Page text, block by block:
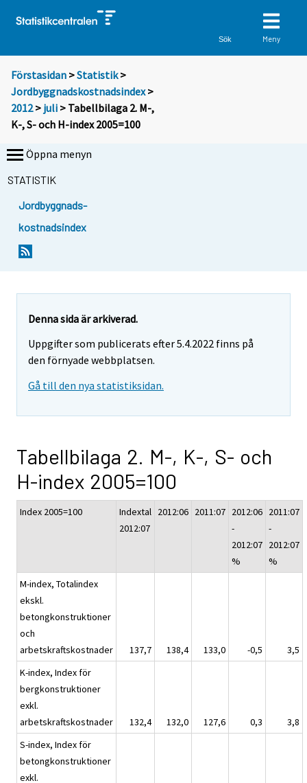
Sök Meny
Förstasidan >Statistik >
Jordbyggnadskostnadsindex>
2012> juli > Tabellbilaga 2. M-,
K-, S- och H-index 2005=100
Öppna menyn
STATISTIK
Jordbyggnads-
kostnadsindex
Denna sida är arkiverad.
Uppgifter som publicerats efter 5.4.2022 finns på
den förnyade webbplatsen.
Gå till den nya statistiksidan.
Tabellbilaga 2. M-, K-, S- och
H-index 2005=100
Index 2005=100
Indextal
2012:07
2012:06 2011:07 2012:06
-
2012:07
%
2011:07
-
2012:07
%
M-index, Totalindex
ekskl.
betongkonstruktioner
och
arbetskraftskostnader
137,7 138,4 133,0 -0,5
3,5
K-index, Index för
bergkonstruktioner
exkl.
arbetskraftskostnader
132,4 132,0 127,6 0,3
3,8
S-index, Index för
betongkonstruktioner
exkl.